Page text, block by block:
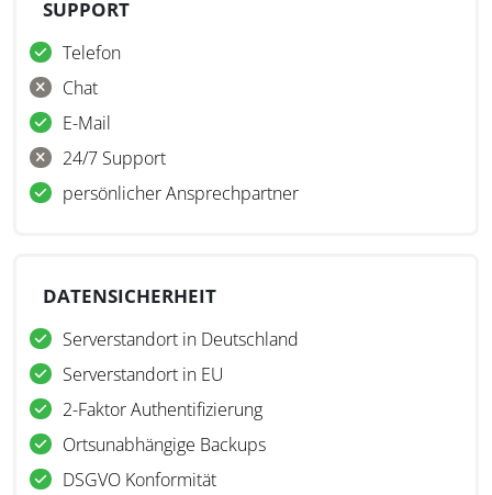
SUPPORT
Telefon
Chat
E-Mail
24/7 Support
persönlicher Ansprechpartner
DATENSICHERHEIT
Serverstandort in Deutschland
Serverstandort in EU
2-Faktor Authentifizierung
Ortsunabhängige Backups
DSGVO Konformität